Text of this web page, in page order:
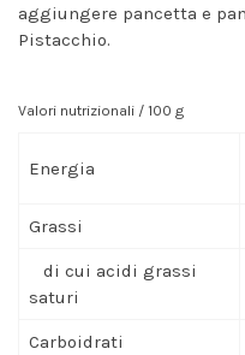
aggiungere pancetta e
Pistacchio.
Valori nutrizionali / 100 g
Energia
Grassi
di cui acidi grassi
saturi
Carboidrati